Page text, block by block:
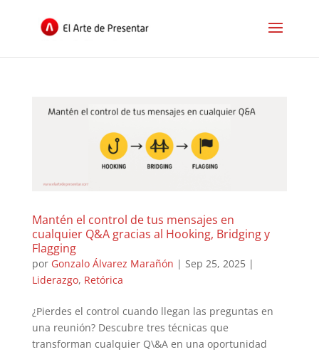
Mantén el control de tus mensajes en
cualquier Q&A gracias al Hooking, Bridging y
Flagging
por Gonzalo Álvarez Marañón | Sep 25, 2025|
Liderazgo, Retórica
¿Pierdes el control cuando llegan las preguntas en
una reunión? Descubre tres técnicas que
transforman cualquier Q\&A en una oportunidad